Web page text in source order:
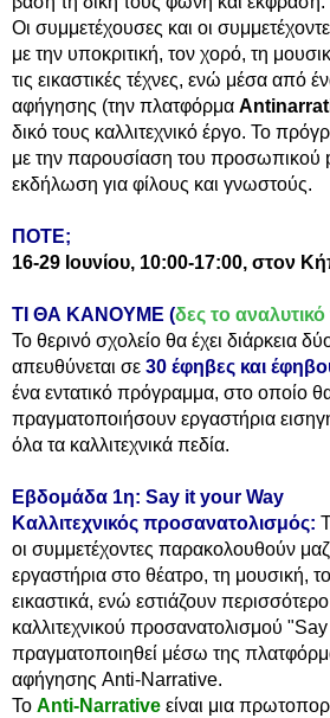
Οι συμμετέχουσες και οι
με την υποκριτική, τον χορό, τη
τις εικαστικές τέχνες, ενώ μέσα από
αφήγησης (την πλατφόρμα
δικό τους καλλιτεχνικό έργο. Το
με την παρουσίαση του προσωπικού
εκδήλωση για φίλους και γνωστούς.
ΠΟΤΕ;
16-29 Ιουνίου, 10:00-17:00, στον
ΤΙ ΘΑ ΚΑΝΟΥΜΕ (δες το
Το θερινό σχολείο θα έχει διάρκεια
απευθύνεται σε 30 έφηβες και
ένα εντατικό πρόγραμμα, στο οποίο
πραγματοποιήσουν εργαστήρια
όλα τα καλλιτεχνικά πεδία.
Εβδομάδα 1η: Say it your Way
Καλλιτεχνικός προσανατολισμός:
οι συμμετέχοντες παρακολουθούν
εργαστήρια στο θέατρο, τη μουσική,
εικαστικά, ενώ εστιάζουν
καλλιτεχνικού προσανατολισμού
πραγματοποιηθεί μέσω της
αφήγησης Anti-Narrative.
Το Anti-Narrative είναι μια